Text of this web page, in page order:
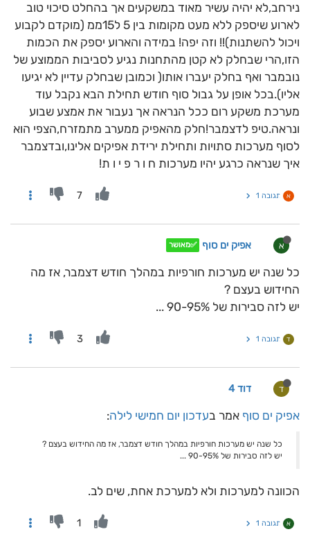
נירחב,לא יהיה עשיר מאוד במשקעים אך בהחלט סיכוי טוב
לארוע שיספק ללא מעט מקומות בין 5 ל15ממ (מוקדם לקבוע
ויכול להשתנות)!! וזה יפה! במידה והארוע יספק את הכמות
הזו,הרי שבחלק לא קטן מהתחנות נגיע לסביבות הממוצע של
נובמבר ואף בחלק יעברו אותו( וכמובן שבחלק עדיין לא יגיעו
אליו).בכל אופן על גבול סוף חודש תחילת הבא נקבל עוד
מערכת משקע רום ככל הנראה אך נעבור את אמצע שבוע
ונראה.טיפ לדצמבר!חלק מהאפיק ממערב מתמזרח,הצפי הוא
לסוף מערכות סתויות ותחילת ירידת אפיקים אלינו,ובדצמבר
איך שנראה כרגע יהיו מערכות ח ו ר פ י ו ת!
א תגובה 1 7
א אפיק ים סוף ✅מאושר
כל שנה יש מערכות חורפיות במהלך חודש דצמבר, אז מה
החידוש בעצם ?
יש לזה סבירות של 90-95% ...
ד תגובה 1 3
ד דוד 4
אפיק ים סוף אמר בעדכון יום חמישי לילה:
כל שנה יש מערכות חורפיות במהלך חודש דצמבר, אז מה החידוש בעצם ?
יש לזה סבירות של 90-95% ...
הכוונה למערכות ולא למערכת אחת, שים לב.
א תגובה 1 1